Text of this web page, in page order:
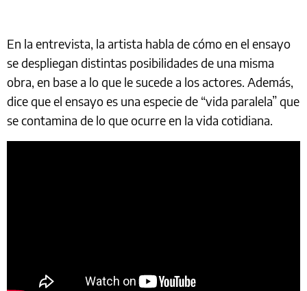
En la entrevista, la artista habla de cómo en el ensayo
se despliegan distintas posibilidades de una misma
obra, en base a lo que le sucede a los actores. Además,
dice que el ensayo es una especie de “vida paralela” que
se contamina de lo que ocurre en la vida cotidiana.